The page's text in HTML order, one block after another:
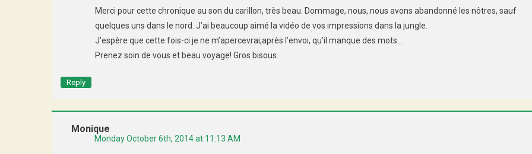
Merci pour cette chronique au son du carillon, très beau. Dommage, nous, nous avons abandonné les nôtres, sauf
quelques uns dans le nord. J’ai beaucoup aimé la vidéo de vos impressions dans la jungle.
J’espère que cette fois-ci je ne m’apercevrai,après l’envoi, qu’il manque des mots…
Prenez soin de vous et beau voyage! Gros bisous.
Reply
Monique
Monday October 6th, 2014 at 11:13 AM